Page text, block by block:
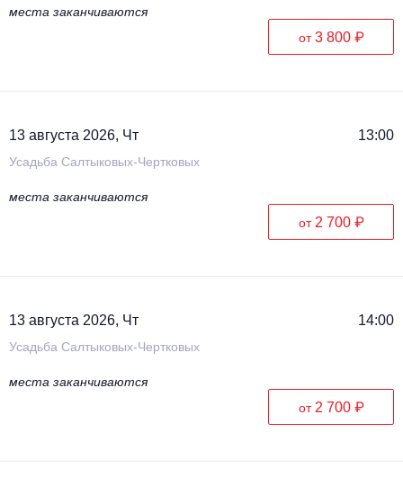
места заканчиваются
от3 800 ₽
13 августа 2026, Чт 13:00
Усадьба Салтыковых-Чертковых
места заканчиваются
от 2 700 ₽
13 августа 2026, Чт 14:00
Усадьба Салтыковых-Чертковых
места заканчиваются
от 2 700 ₽